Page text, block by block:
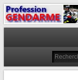
Le journal des gendarmes